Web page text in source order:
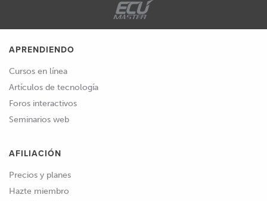
APRENDIENDO
Cursos en línea
Artículos de tecnología
Foros interactivos
Seminarios web
AFILIACIÓN
Precios y planes
Hazte miembro